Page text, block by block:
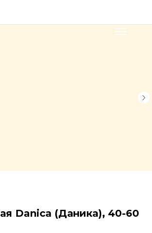
Danica (Даника), 40-60